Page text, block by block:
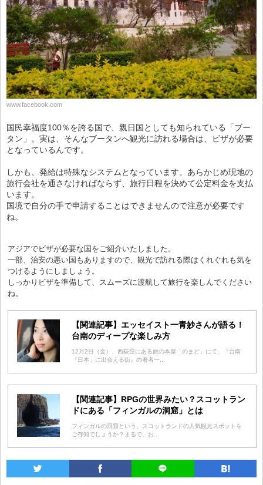
www.facebook.com
国民幸福度100％を誇る国で、親日国としても知られている「ブー
タン」。実は、そんなブータンへ観光に訪れる場合は、ビザが必要
となっているんです。
しかも、発給は特殊なシステムとなっています。あらかじめ現地の
旅行会社を通さなければならず、旅行日程を決めて公定料金を支払
います。
国境で自分の手で申請することはできませんので注意が必要です
ね。
アジアでビザが必要な国をご紹介いたしました。
一部、治安の悪い国もありますので、観光で訪れる際はくれぐれも気を
つけるようにしましょう。
しっかりビザを準備して、スムーズに渡航して旅行を楽しんでください
ね。
【関連記事】エッセイスト一青妙さんが語る！
台南のディープな楽しみ方
12月2日（金）、西荻窪にある旅の本屋「のまど」にて、『台南
「日本」に出会える街』の著者一...
【関連記事】RPGの世界みたい？スコットラン
ドにある「フィンガルの洞窟」とは
フィンガルの洞窟という、スコットランドの人気観光スポットを
ご存知でしょうか？まるで、お...